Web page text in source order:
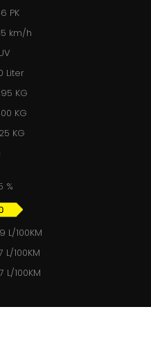
PK
km/h
Liter
KG
KG
KG
%
L/100KM
L/100KM
L/100KM